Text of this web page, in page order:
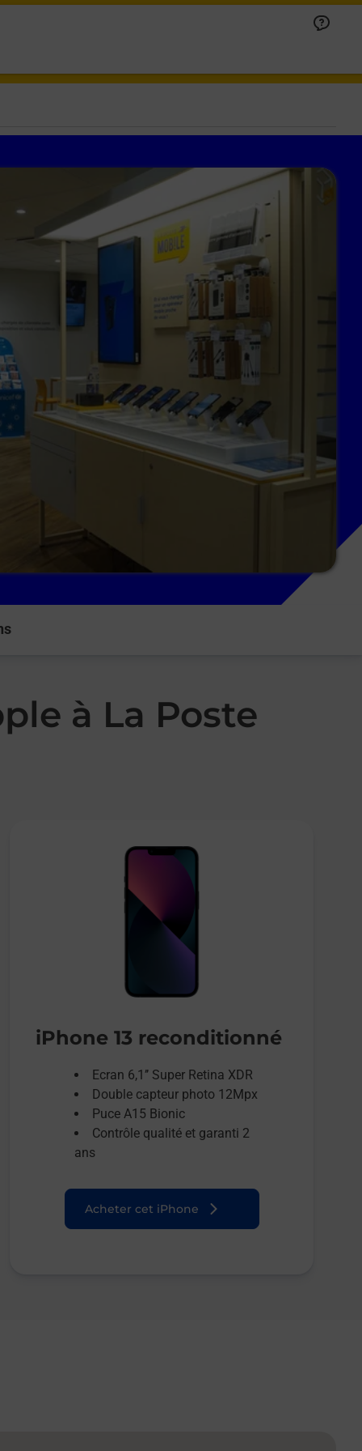
à La Poste
iPhone 13 reconditionné
Ecran 6,1’’ Super Retina XDR
Double capteur photo 12Mpx
Puce A15 Bionic
Contrôle qualité et garanti 2
ans
Acheter cet iPhone